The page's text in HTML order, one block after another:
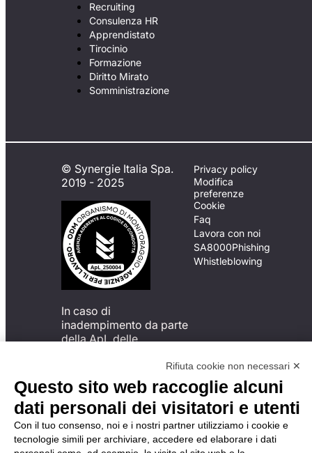
Recruiting
Consulenza HR
Apprendistato
Tirocinio
Formazione
Diritto Mirato
Somministrazione
© Synergie Italia Spa.
2019 - 2025
In caso di
inadempimento da parte
della ApL delle
del Codice di Condotta, è
possibile presentare un
reclamo
all’Organismo di
Monitoraggio utilizzando
una delle modalità
descritte al seguente
Privacy policy
Modifica
preferenze
Cookie
Faq
Lavora con noi
SA8000Phishing
Whistleblowing
Rifiuta cookie non necessari ✕
Questo sito web raccoglie alcuni
dati personali dei visitatori e utenti
Con il tuo consenso, noi e i nostri partner utilizziamo i cookie e
tecnologie simili per archiviare, accedere ed elaborare i dati